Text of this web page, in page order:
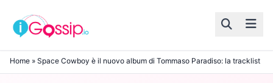
Skip to content
Home » Space Cowboy è il nuovo album di Tommaso Paradiso: la tracklist